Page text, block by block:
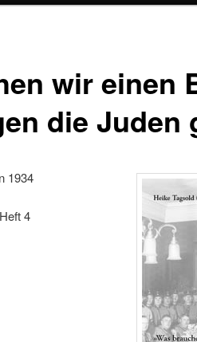
wir einen
die Juden
1934
4